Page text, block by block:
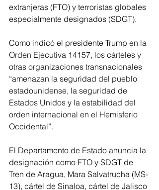
extranjeras (FTO) y terroristas globales
especialmente designados (SDGT).
Como indicó el presidente Trump en la
Orden Ejecutiva 14157, los cárteles y
otras organizaciones transnacionales
“amenazan la seguridad del pueblo
estadounidense, la seguridad de
Estados Unidos y la estabilidad del
orden internacional en el Hemisferio
Occidental”.
El Departamento de Estado anuncia la
designación como FTO y SDGT de
Tren de Aragua, Mara Salvatrucha (MS-
13), cártel de Sinaloa, cártel de Jalisco